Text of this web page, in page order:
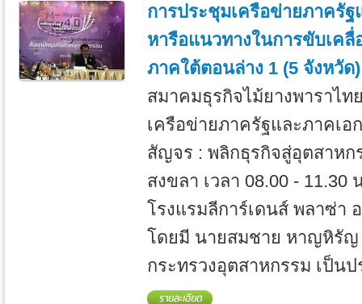
การประชุมเครือข่ายภาครัฐ
หารือแนวทางในการขับเค
ภาคใต้ตอนล่าง 1 (5 จังหวัด)
สมาคมธุรกิจไม้ยางพาราไท
เครือข่ายภาครัฐและภาคเอ
สัญจร : พลิกธุรกิจสู่อุตสาหก
สงขลา เวลา 08.00 -
โรงแรมลีการ์เดนส์ พลาซ่า
โดยมี นายสมชาย หาญหิรัญ
กระทรวงอุตสาหกรรม เป็น